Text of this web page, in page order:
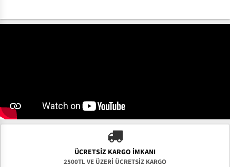
ÜCRETSIZ KARGO İMKANI
2500TL VE ÜZERİ ÜCRETSİZ KARGO